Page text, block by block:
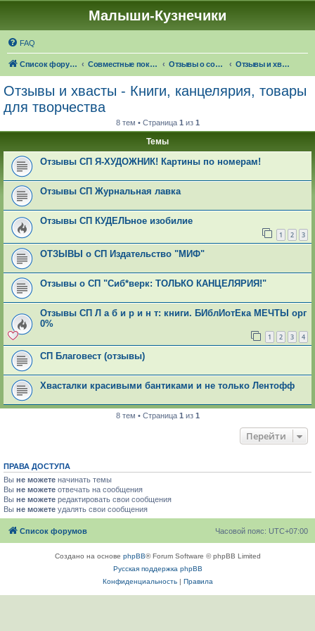
Малыши-Кузнечики
FAQ
Список форумов Совместные покупки "Малыши-Кузнечики" Отзывы о совместных покупках Отзывы и хвасты - Книги, канцелярия, товары для творчества
Отзывы и хвасты - Книги, канцелярия, товары
для творчества
8 тем • Страница 1 из 1
Темы
Отзывы СП Я-ХУДОЖНИК! Картины по номерам!
Отзывы СП Журнальная лавка
Отзывы СП КУДЕЛЬное изобилие
1 2 3
ОТЗЫВЫ о СП Издательство "МИФ"
Отзывы о СП "Сиб*верк: ТОЛЬКО КАНЦЕЛЯРИЯ!"
Отзывы СП Л а б и р и н т: книги. БИблИотЕка МЕЧТЫ орг
0%
1 2 3 4
СП Благовест (отзывы)
Хвасталки красивыми бантиками и не только Лентофф
8 тем • Страница 1 из 1
Перейти
ПРАВА ДОСТУПА
Вы не можете начинать темы
Вы не можете отвечать на сообщения
Вы не можете редактировать свои сообщения
Вы не можете удалять свои сообщения
Список форумов Часовой пояс: UTC+07:00
Создано на основе phpBB® Forum Software © phpBB Limited
Русская поддержка phpBB
Конфиденциальность| Правила